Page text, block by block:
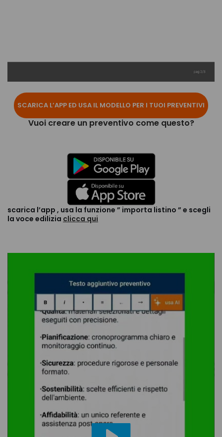
SCARICA L’APP ED USA IL MODELLO PER I TUOI PREVENTIVI
Vuoi creare un preventivo come questo?
scarica l’app , usa la funzione ” importa listino ” e scegli
la voce edilizia clicca qui